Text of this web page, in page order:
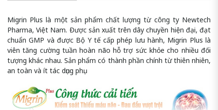
Migrin Plus là một sản phẩm chất lượng từ công ty Newtech
Pharma, Việt Nam. Được sản xuất trên dây chuyền hiện đại, đạt
chuẩn GMP và được Bộ Y tế cấp phép lưu hành, Migrin Plus là
viên tăng cường tuần hoàn não hỗ trợ sức khỏe cho nhiều đối
tượng khác nhau. Sản phẩm có thành phần chính từ thiên nhiên,
an toàn và ít tác dụng phụ.